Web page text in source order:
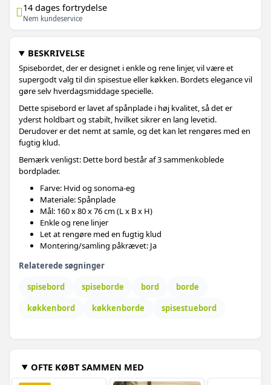
14 dages fortrydelse
Nem kundeservice
BESKRIVELSE
Spisebordet, der er designet i enkle og rene linjer, vil være et
supergodt valg til din spisestue eller køkken. Bordets elegance vil
gøre selv hverdagsmiddage specielle.
Dette spisebord er lavet af spånplade i høj kvalitet, så det er
yderst holdbart og stabilt, hvilket sikrer en lang levetid.
Derudover er det nemt at samle, og det kan let rengøres med en
fugtig klud.
Bemærk venligst: Dette bord består af 3 sammenkoblede
bordplader.
Farve: Hvid og sonoma-eg
Materiale: Spånplade
Mål: 160 x 80 x 76 cm (L x B x H)
Enkle og rene linjer
Let at rengøre med en fugtig klud
Montering/samling påkrævet: Ja
Relaterede søgninger
spisebord
spiseborde bord
borde
køkkenbord
køkkenborde spisestuebord
OFTE KØBT SAMMEN MED